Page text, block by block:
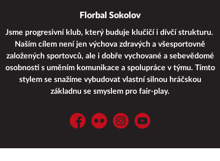
Florbal Sokolov
Jsme progresivní klub, který buduje klučičí i dívčí strukturu.
Naším cílem není jen výchova zdravých a všesportovně
založených sportovců, ale i dobře vychované a sebevědomé
osobnosti s uměním komunikace a spolupráce v týmu. Tímto
stylem se snažíme vybudovat vlastní silnou hráčskou
základnu se smyslem pro fair-play.
FacebookFlickr InstagramYouTube